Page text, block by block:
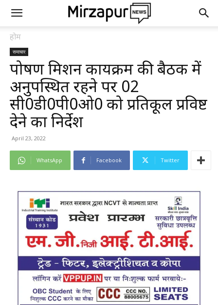
होम
समाचार
पोषण मिशन कार्यक्रम की बैठक में
अनुपस्थित रहने पर 02
सी0डी0पी0ओ0 को प्रतिकूल प्रविष्ट
देने का निर्देश
April 23, 2022
WhatsApp Facebook Twitter